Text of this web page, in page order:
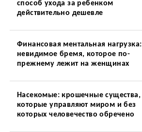
способ ухода за ребенком
действительно дешевле
Финансовая ментальная нагрузка:
невидимое бремя, которое по-
прежнему лежит на женщинах
Насекомые: крошечные существа,
которые управляют миром и без
которых человечество обречено